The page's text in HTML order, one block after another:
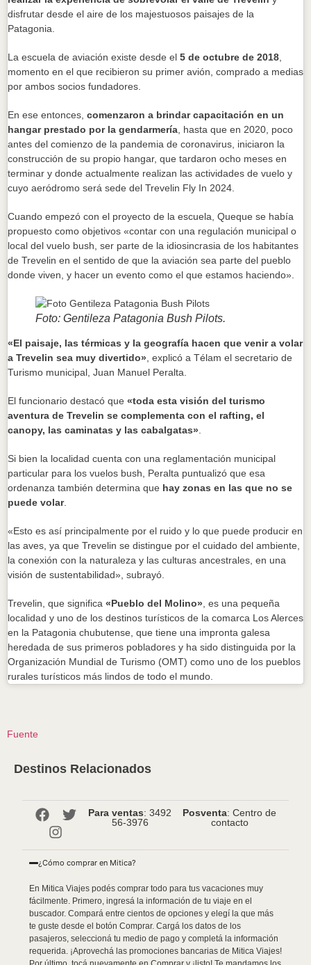
disfrutar desde el aire de los majestuosos paisajes de la
Patagonia.
La escuela de aviación existe desde el 5 de octubre de 2018
momento en el que recibieron su primer avión, comprado a medias
por ambos socios fundadores.
En ese entonces, comenzaron a brindar capacitación en un
hangar prestado por la gendarmería , hasta que en 2020, poco
antes del comienzo de la pandemia de coronavirus, iniciaron la
construcción de su propio hangar, que tardaron ocho meses en
terminar y donde actualmente realizan las actividades de vuelo y
cuyo aeródromo será sede del Trevelin Fly In 2024.
Cuando empezó con el proyecto de la escuela, Queque se había
propuesto como objetivos «contar con una regulación municipal o
local del vuelo bush, ser parte de la idiosincrasia de los habitantes
de Trevelin en el sentido de que la aviación sea parte del pueblo
donde viven, y hacer un evento como el que estamos haciendo».
Foto: Gentileza Patagonia Bush Pilots.
«El paisaje, las térmicas y la geografía hacen que venir a volar
a Trevelin sea muy divertido» , explicó a Télam el secretario de
Turismo municipal, Juan Manuel Peralta.
El funcionario destacó que «toda esta visión del turismo
aventura de Trevelin se complementa con el rafting, el
canopy, las caminatas y las cabalgatas»
Si bien la localidad cuenta con una reglamentación municipal
particular para los vuelos bush, Peralta puntualizó que esa
ordenanza también determina que hay zonas en las que no se
puede volar.
«Esto es así principalmente por el ruido y lo que puede producir en
las aves, ya que Trevelin se distingue por el cuidado del ambiente,
la conexión con la naturaleza y las culturas ancestrales, en una
visión de sustentabilidad», subrayó.
Trevelin, que significa «Pueblo del Molino» , es una pequeña
localidad y uno de los destinos turísticos de la comarca Los Alerces
en la Patagonia chubutense, que tiene una impronta galesa
heredada de sus primeros pobladores y ha sido distinguida por la
Organización Mundial de Turismo (OMT) como uno de los pueblos
rurales turísticos más lindos de todo el mundo.
Fuente
Destinos Relacionados
Para ventas: 3492
56-3976
Posventa: Centro de
contacto
¿Cómo comprar en Mitica?
En Mitica Viajes podés comprar todo para tus vacaciones muy
fácilmente. Primero, ingresá la información de tu viaje en el
buscador. Compará entre cientos de opciones y elegí la que más
te guste desde el botón Comprar. Cargá los datos de los
pasajeros, seleccioná tu medio de pago y completá la información
requerida. ¡Aprovechá las promociones bancarias de Mitica Viajes!